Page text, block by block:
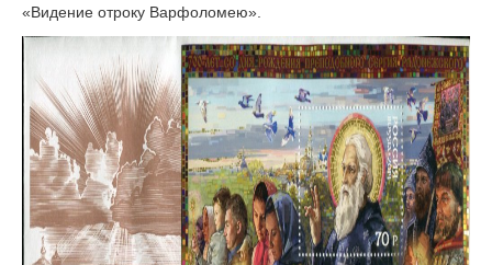
«Видение отроку Варфоломею».